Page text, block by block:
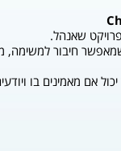
שאנהל.
חיבור למשימה,
אם מאמינים בו